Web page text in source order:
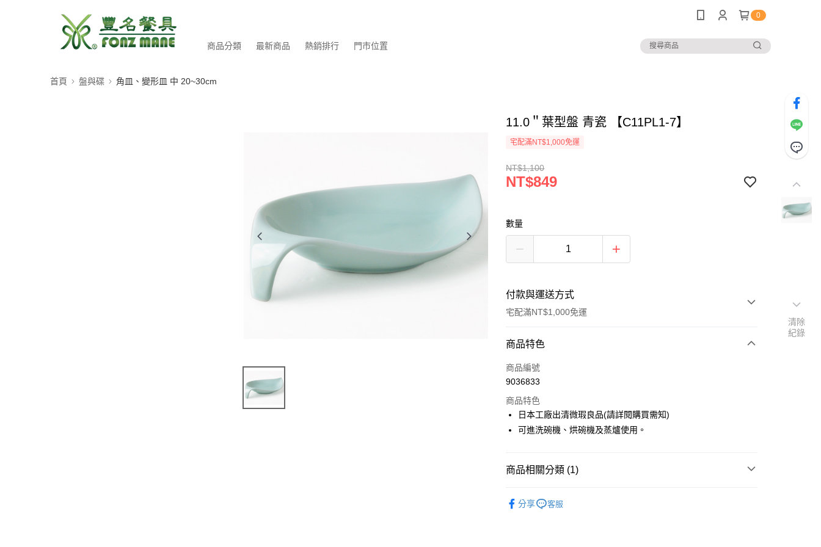
0
商品分類 最新商品 熱銷排行 門市位置
首頁 盤與碟 角皿、變形皿 中 20~30cm
11.0＂葉型盤 青瓷 【C11PL1-7】
宅配滿NT$1,000免運
NT$1,100
NT$849
數量
付款與運送方式
宅配滿NT$1,000免運
付款方式
信用卡一次付款
Apple Pay
街口支付
ATM付款
商品特色
商品編號
9036833
商品特色
日本工廠出清微瑕良品(請詳閱購買需知)
可進洗碗機、烘碗機及蒸爐使用。
商品相關分類 (1)
分享
客服
清除
紀錄